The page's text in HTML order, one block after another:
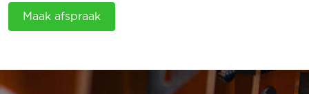
Maak afspraak